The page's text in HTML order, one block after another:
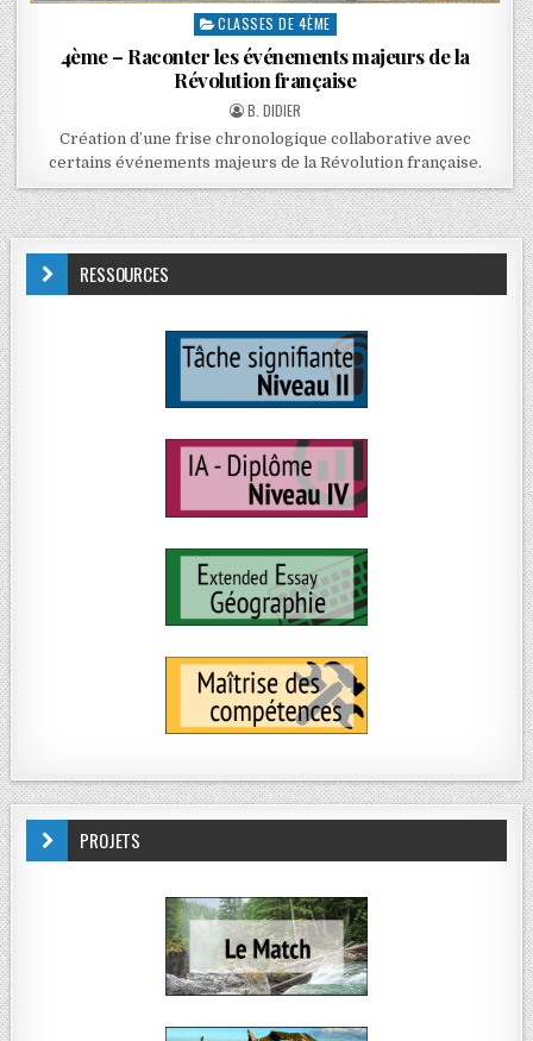
CLASSES DE 4ÈME
4ème – Raconter les événements majeurs de la
Révolution française
B. DIDIER
Création d’une frise chronologique collaborative avec
certains événements majeurs de la Révolution française.
RESSOURCES
PROJETS